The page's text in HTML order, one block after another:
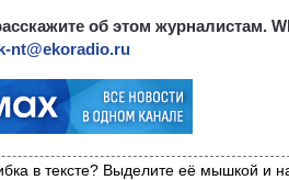
об этом журналистам.
nt@ekoradio.ru
в тексте? Выделите её мышкой и